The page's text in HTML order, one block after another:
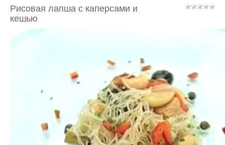
Рисовая лапша с каперсами и
кешью